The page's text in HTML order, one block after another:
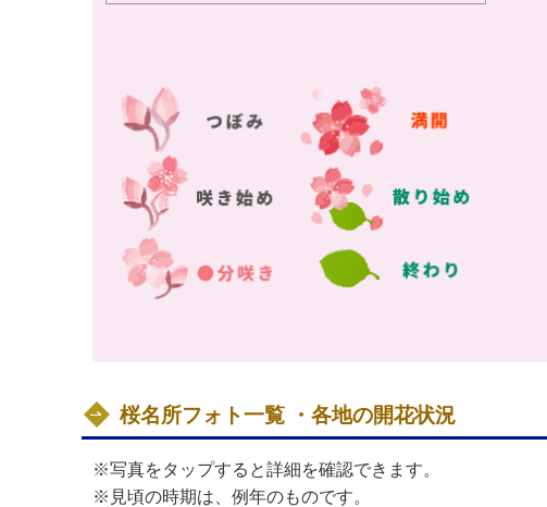
桜名所フォト一覧 ・各地の開花状況
※写真をタップすると詳細を確認できます。
※見頃の時期は、例年のものです。